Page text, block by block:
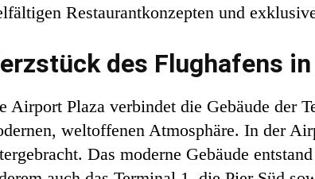
Restaurantkonzepten und
des Flughafens
Airport Plaza verbindet die Gebäude der
weltoffenen Atmosphäre. In der
Das moderne Gebäude